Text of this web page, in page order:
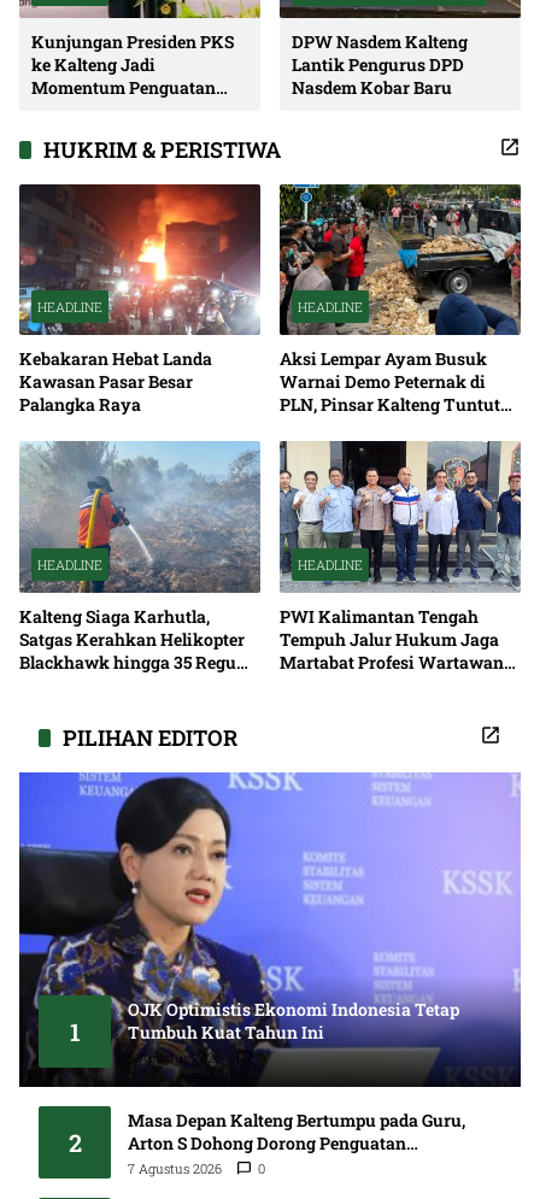
Kunjungan Presiden PKS
ke Kalteng Jadi
Momentum Penguatan
DPW Nasdem Kalteng
Lantik Pengurus DPD
Nasdem Kobar Baru
HUKRIM & PERISTIWA
HEADLINE
Kebakaran Hebat Landa
Kawasan Pasar Besar
Palangka Raya
HEADLINE
Aksi Lempar Ayam Busuk
Warnai Demo Peternak di
PLN, Pinsar Kalteng Tuntut
HEADLINE
Kalteng Siaga Karhutla,
Satgas Kerahkan Helikopter
Blackhawk hingga 35 Regu
HEADLINE
PWI Kalimantan Tengah
Tempuh Jalur Hukum Jaga
Martabat Profesi Wartawan
PILIHAN EDITOR
1
OJK Optimistis Ekonomi Indonesia Tetap
Tumbuh Kuat Tahun Ini
5 Agustus 2026 0
2
Masa Depan Kalteng Bertumpu pada Guru,
Arton S Dohong Dorong Penguatan
Pendidikan
7 Agustus 2026 0